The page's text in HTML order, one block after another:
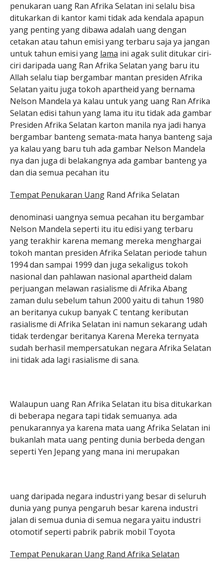
penukaran uang Ran Afrika Selatan ini selalu bisa
ditukarkan di kantor kami tidak ada kendala apapun
yang penting yang dibawa adalah uang dengan
cetakan atau tahun emisi yang terbaru saja ya jangan
untuk tahun emisi yang lama ini agak sulit ditukar ciri-
ciri daripada uang Ran Afrika Selatan yang baru itu
Allah selalu tiap bergambar mantan presiden Afrika
Selatan yaitu juga tokoh apartheid yang bernama
Nelson Mandela ya kalau untuk yang uang Ran Afrika
Selatan edisi tahun yang lama itu itu tidak ada gambar
Presiden Afrika Selatan karton manila nya jadi hanya
bergambar banteng semata-mata hanya banteng saja
ya kalau yang baru tuh ada gambar Nelson Mandela
nya dan juga di belakangnya ada gambar banteng ya
dan dia semua pecahan itu
Tempat Penukaran Uang Rand Afrika Selatan
denominasi uangnya semua pecahan itu bergambar
Nelson Mandela seperti itu itu edisi yang terbaru
yang terakhir karena memang mereka menghargai
tokoh mantan presiden Afrika Selatan periode tahun
1994 dan sampai 1999 dan juga sekaligus tokoh
nasional dan pahlawan nasional apartheid dalam
perjuangan melawan rasialisme di Afrika Abang
zaman dulu sebelum tahun 2000 yaitu di tahun 1980
an beritanya cukup banyak C tentang keributan
rasialisme di Afrika Selatan ini namun sekarang udah
tidak terdengar beritanya Karena Mereka ternyata
sudah berhasil mempersatukan negara Afrika Selatan
ini tidak ada lagi rasialisme di sana.
Walaupun uang Ran Afrika Selatan itu bisa ditukarkan
di beberapa negara tapi tidak semuanya. ada
penukarannya ya karena mata uang Afrika Selatan ini
bukanlah mata uang penting dunia berbeda dengan
seperti Yen Jepang yang mana ini merupakan
uang daripada negara industri yang besar di seluruh
dunia yang punya pengaruh besar karena industri
jalan di semua dunia di semua negara yaitu industri
otomotif seperti pabrik pabrik mobil Toyota
Tempat Penukaran Uang Rand Afrika Selatan